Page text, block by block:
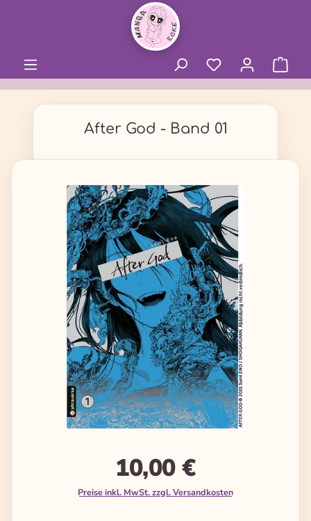
After God - Band 01
Bildergalerie überspringen
10,00 €
Preise inkl. MwSt. zzgl. Versandkosten